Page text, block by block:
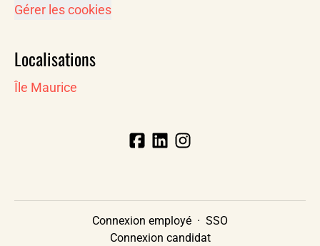
Gérer les cookies
Localisations
Île Maurice
Connexion employé · SSO
Connexion candidat